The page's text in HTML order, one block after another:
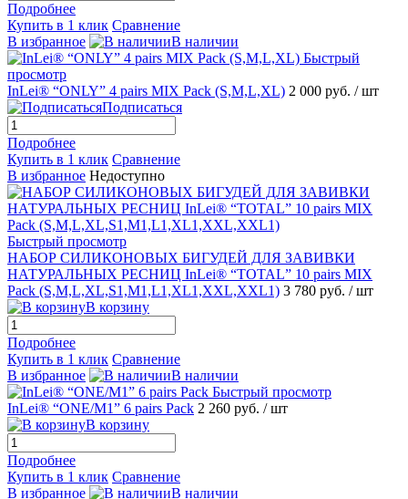
Подробнее
Купить в 1 клик Сравнение
В избранное
В наличии
Быстрый
просмотр
InLei® “ONLY” 4 pairs MIX Pack (S,M,L,XL) 2 000 руб. / шт
Подписаться
Подробнее
Купить в 1 клик Сравнение
В избранное Недоступно
Быстрый просмотр
НАБОР СИЛИКОНОВЫХ БИГУДЕЙ ДЛЯ ЗАВИВКИ
НАТУРАЛЬНЫХ РЕСНИЦ InLei® “TOTAL” 10 pairs MIX
Pack (S,M,L,XL,S1,M1,L1,XL1,XXL,XXL1) 3 780 руб. / шт
В корзину
Подробнее
Купить в 1 клик Сравнение
В избранное
В наличии
Быстрый просмотр
InLei® “ONE/M1” 6 pairs Pack 2 260 руб. / шт
В корзину
Подробнее
Купить в 1 клик Сравнение
В избранное
В наличии